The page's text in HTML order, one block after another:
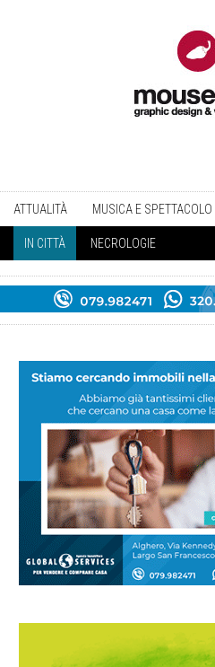
ATTUALITÀ MUSICA E SPETTACOLO
IN CITTÀ NECROLOGIE